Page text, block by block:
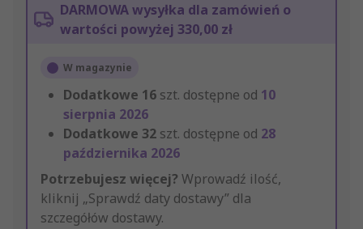
DARMOWA wysyłka dla zamówień o
wartości powyżej 330,00 zł
W magazynie
Dodatkowe 16 szt. dostępne od 10
sierpnia 2026
Dodatkowe 32 szt. dostępne od 28
października 2026
Potrzebujesz więcej? Wprowadź ilość,
kliknij „Sprawdź daty dostawy” dla
szczegółów dostawy.